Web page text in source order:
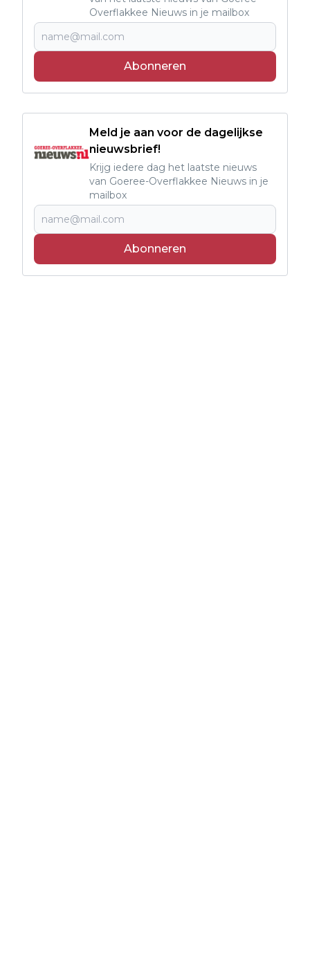
Overflakkee Nieuws in je mailbox
Abonneren
Meld je aan voor de dagelijkse
nieuwsbrief!
Krijg iedere dag het laatste nieuws
van Goeree-Overflakkee Nieuws in je
mailbox
Abonneren